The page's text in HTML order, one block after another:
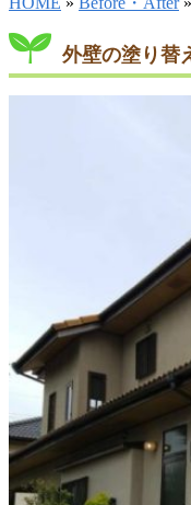
外壁の塗り替